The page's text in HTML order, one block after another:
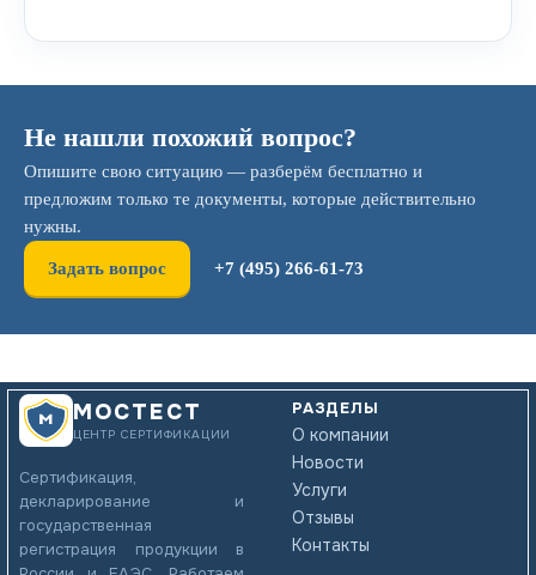
Не нашли похожий вопрос?
Опишите свою ситуацию — разберём бесплатно и
предложим только те документы, которые действительно
нужны.
Задать вопрос +7 (495) 266-61-73
МОСТЕСТ
ЦЕНТР СЕРТИФИКАЦИИ
Сертификация,
декларирование и
государственная
регистрация продукции в
РАЗДЕЛЫ
О компании
Новости
Услуги
Отзывы
Контакты